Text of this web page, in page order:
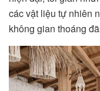
các vật liệu tự nhiên
không gian thoáng